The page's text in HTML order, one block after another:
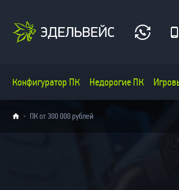
Конфигуратор ПК Недорогие ПК
ПК от 300 000 рублей